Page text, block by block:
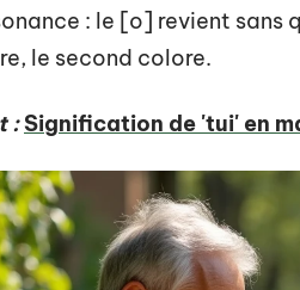
: le [o] revient sans
le second colore.
: Signification de 'tui' en